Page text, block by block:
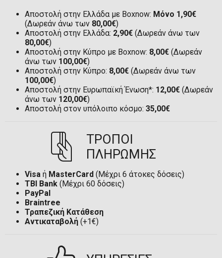
Αποστολή στην Ελλάδα με Boxnow: Μόνο 1,90€
(Δωρεάν άνω των 80,00€)
Αποστολή στην Ελλάδα: 2,90€ (Δωρεάν άνω των
80,00€)
Αποστολή στην Κύπρο με Boxnow: 8,00€ (Δωρεάν
άνω των 100,00€)
Αποστολή στην Κύπρο: 8,00€ (Δωρεάν άνω των
100,00€)
Αποστολή στην Ευρωπαϊκή Ένωση*: 12,00€ (Δωρεάν
άνω των 120,00€)
Αποστολή στον υπόλοιπο κόσμο: 35,00€
ΤΡΟΠΟΙ
ΠΛΗΡΩΜΗΣ
Visa ή MasterCard (Μέχρι 6 άτοκες δόσεις)
TBI Bank (Μέχρι 60 δόσεις)
PayPal
Braintree
Τραπεζική Κατάθεση
Αντικαταβολή (+1€)